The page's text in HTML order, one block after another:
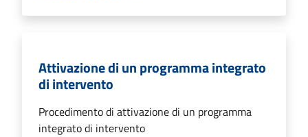
Attivazione di un programma integrato
di intervento
Procedimento di attivazione di un programma
integrato di intervento